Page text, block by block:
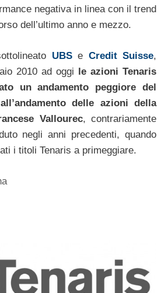
negativa in linea con il trend
dell’ultimo anno e mezzo.
UBSe Credit Suisse,
2010 ad oggi le azioni Tenaris
un andamento peggiore del
delle azioni della
Vallourec, contrariamente
negli anni precedenti, quando
i titoli Tenaris a primeggiare.